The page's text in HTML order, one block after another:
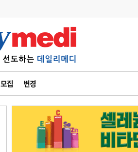
모집 변경
6
관리급여 실시
지필공 지원책
수련환경 개선
~2026-08-31
채용시까지